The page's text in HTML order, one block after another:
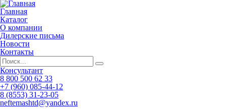
Главная
Каталог
О компании
Дилерские письма
Новости
Контакты
Консультант
8 800 500 62 33
+7 (960) 085-44-12
8 (8553) 31-23-05
neftemashtd@yandex.ru